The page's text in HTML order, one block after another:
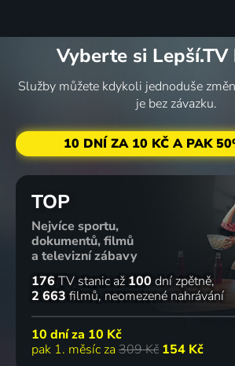
Vyberte si Lepší.TV
Služby můžete kdykoli jednoduše
je bez závazku.
10 DNÍ ZA 10 KČ A PAK
TOP
Nejvíce sportu,
dokumentů, filmů
a televizní zábavy
176 TV stanic až 100 dní zpětně
2 663 filmů neomezené nahrávání
10 dní za 10 Kč
pak 1. měsíc za 309 Kč 154 Kč